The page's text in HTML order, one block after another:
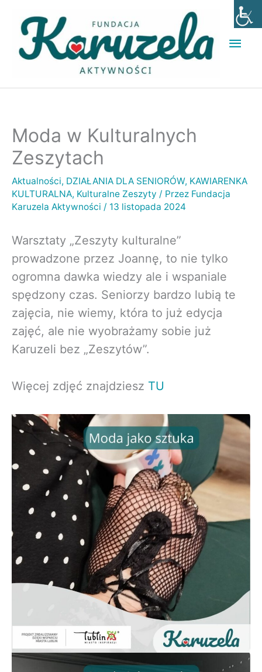
treści
Moda w Kulturalnych
Zeszytach
Aktualności, DZIAŁANIA DLA SENIORÓW, KAWIARENKA
KULTURALNA, Kulturalne Zeszyty / Przez Fundacja
Karuzela Aktywności / 13 listopada 2024
Warsztaty „Zeszyty kulturalne”
prowadzone przez Joannę, to nie tylko
ogromna dawka wiedzy ale i wspaniale
spędzony czas. Seniorzy bardzo lubią te
zajęcia, nie wiemy, która to już edycja
zajęć, ale nie wyobrażamy sobie już
Karuzeli bez „Zeszytów”.
Więcej zdjęć znajdziesz TU